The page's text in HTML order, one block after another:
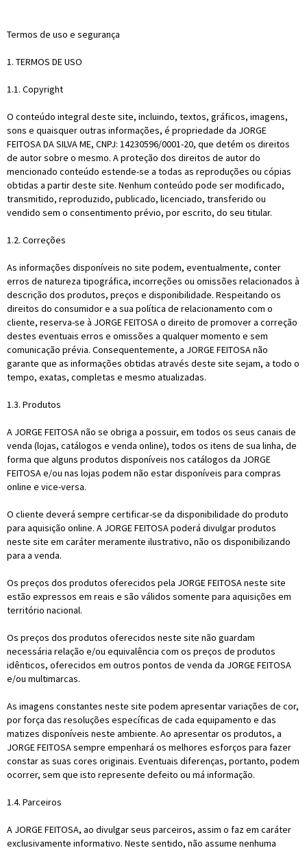
Termos de uso e segurança
1. TERMOS DE USO
1.1. Copyright
O conteúdo integral deste site, incluindo, textos, gráficos, imagens,
sons e quaisquer outras informações, é propriedade da JORGE
FEITOSA DA SILVA ME, CNPJ: 14230596/0001-20, que detém os direitos
de autor sobre o mesmo. A proteção dos direitos de autor do
mencionado conteúdo estende-se a todas as reproduções ou cópias
obtidas a partir deste site. Nenhum conteúdo pode ser modificado,
transmitido, reproduzido, publicado, licenciado, transferido ou
vendido sem o consentimento prévio, por escrito, do seu titular.
1.2. Correções
As informações disponíveis no site podem, eventualmente, conter
erros de natureza tipográfica, incorreções ou omissões relacionados à
descrição dos produtos, preços e disponibilidade. Respeitando os
direitos do consumidor e a sua política de relacionamento com o
cliente, reserva-se à JORGE FEITOSA o direito de promover a correção
destes eventuais erros e omissões a qualquer momento e sem
comunicação prévia. Consequentemente, a JORGE FEITOSA não
garante que as informações obtidas através deste site sejam, a todo o
tempo, exatas, completas e mesmo atualizadas.
1.3. Produtos
A JORGE FEITOSA não se obriga a possuir, em todos os seus canais de
venda (lojas, catálogos e venda online), todos os itens de sua linha, de
forma que alguns produtos disponíveis nos catálogos da JORGE
FEITOSA e/ou nas lojas podem não estar disponíveis para compras
online e vice-versa.
O cliente deverá sempre certificar-se da disponibilidade do produto
para aquisição online. A JORGE FEITOSA poderá divulgar produtos
neste site em caráter meramente ilustrativo, não os disponibilizando
para a venda.
Os preços dos produtos oferecidos pela JORGE FEITOSA neste site
estão expressos em reais e são válidos somente para aquisições em
território nacional.
Os preços dos produtos oferecidos neste site não guardam
necessária relação e/ou equivalência com os preços de produtos
idênticos, oferecidos em outros pontos de venda da JORGE FEITOSA
e/ou multimarcas.
As imagens constantes neste site podem apresentar variações de cor,
por força das resoluções específicas de cada equipamento e das
matizes disponíveis neste ambiente. Ao apresentar os produtos, a
JORGE FEITOSA sempre empenhará os melhores esforços para fazer
constar as suas cores originais. Eventuais diferenças, portanto, podem
ocorrer, sem que isto represente defeito ou má informação.
1.4. Parceiros
A JORGE FEITOSA, ao divulgar seus parceiros, assim o faz em caráter
exclusivamente informativo. Neste sentido, não assume nenhuma